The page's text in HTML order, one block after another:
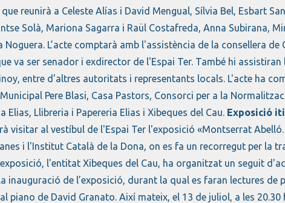
reunirà a Celeste Alías i David Mengual, Sílvia Bel, Esbart
Solà, Mariona Sagarra i Raül Costafreda, Anna Subirana,
Noguera. L’acte comptarà amb l'assistència de la consellera
va ser senador i exdirector de l'Espai Ter. També hi
entre d'altres autoritats i representants locals. L'acte ha
Pere Blasi, Casa Pastors, Consorci per a la
Elias, Llibreria i Papereria Elias i Xibeques del Cau. Exposició
visitar al vestíbul de l'Espai Ter l'exposició «Montserrat
i l'Institut Català de la Dona, on es fa un recorregut per la
l'entitat Xibeques del Cau, ha organitzat un seguit
inauguració de l’exposició, durant la qual es faran lectures de
piano de David Granato. Així mateix, el 13 de juliol, a les